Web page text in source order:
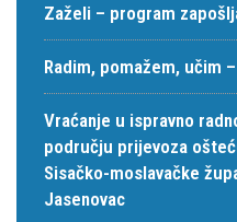
Zaželi – program
Radim, pomažem, učim
Vraćanje u ispravno
području prijevoza
Sisačko-moslavačke
Jasenovac